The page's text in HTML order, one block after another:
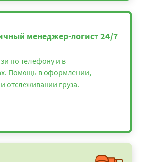
менеджер-логист 24/7
по телефону и в
Помощь в оформлении,
отслеживании груза.